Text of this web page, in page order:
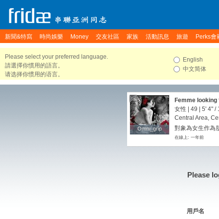
新聞&特寫 時尚娛樂 Money 交友社區 家族 活動訊息 旅遊 Perks會
Please select your preferred language.
請選擇你慣用的語言。
请选择你惯用的语言。
English
中文简体
Omni_grip
Omni_grip
Femme
女性 | 49 | 5' 4" /
Central Area,
對象為女生作為
在線上: 一年前
Please
用戶名